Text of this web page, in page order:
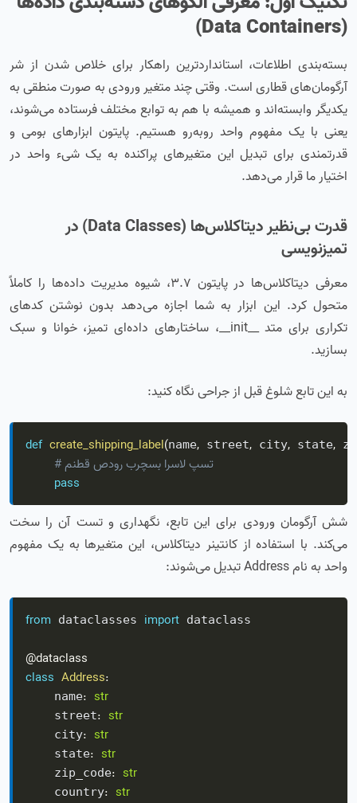
(Data Containers)
بسته‌بندی اطلاعات، استانداردترین راهکار برای خلاص شدن از شر
آرگومان‌های قطاری است. وقتی چند متغیر ورودی به صورت منطقی به
یکدیگر وابسته‌اند و همیشه با هم به توابع مختلف فرستاده می‌شوند،
یعنی با یک مفهوم واحد روبه‌رو هستیم. پایتون ابزارهای بومی و
قدرتمندی برای تبدیل این متغیرهای پراکنده به یک شیء واحد در
اختیار ما قرار می‌دهد.
قدرت بی‌نظیر دیتاکلاس‌ها (Data Classes) در
تمیزنویسی
معرفی دیتاکلاس‌ها در پایتون ۳.۷، شیوه مدیریت داده‌ها را کاملاً
متحول کرد. این ابزار به شما اجازه می‌دهد بدون نوشتن کدهای
تکراری برای متد __init__، ساختارهای داده‌ای تمیز، خوانا و سبک
بسازید.
به این تابع شلوغ قبل از جراحی نگاه کنید:
def create_shipping_label(name, street, city, state,
# منطق صدور برچسب ارسال پست
pass
شش آرگومان ورودی برای این تابع، نگهداری و تست آن را سخت
می‌کند. با استفاده از کانتینر دیتاکلاس، این متغیرها به یک مفهوم
واحد به نام Address تبدیل می‌شوند:
from dataclasses import dataclass
@dataclass
class Address:
    name
: str
    street
: str
    city
: str
    state
: str
    zip_code
: str
    country
: str